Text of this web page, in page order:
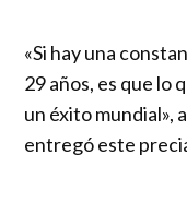
«Si hay una
29 años, es que lo
un éxito mundial»,
entregó este